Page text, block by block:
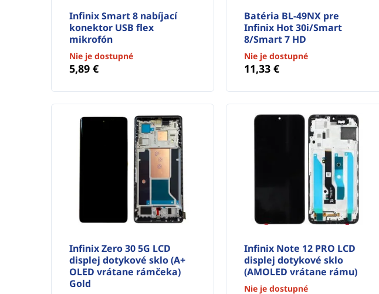
Infinix Smart 8 nabíjací
konektor USB flex
mikrofón
Nie je dostupné
5,89 €
Batéria BL-49NX pre
Infinix Hot 30i/Smart
8/Smart 7 HD
Nie je dostupné
11,33 €
Infinix Zero 30 5G LCD
displej dotykové sklo (A+
OLED vrátane rámčeka)
Gold
Infinix Note 12 PRO LCD
displej dotykové sklo
(AMOLED vrátane rámu)
Nie je dostupné